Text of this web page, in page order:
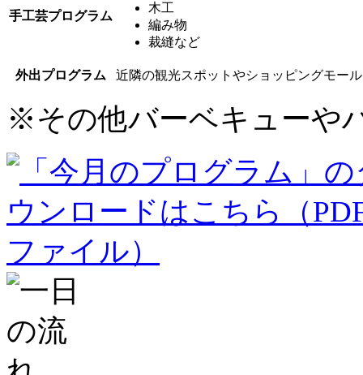
手工芸プログラム
木工
編み物
裁縫など
外出プログラム 近隣の観光スポットやショッピングモー
※その他バーベキューや